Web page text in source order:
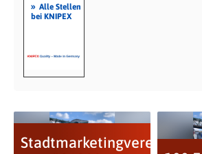
» Alle Stellen
bei KNIPEX
Stadtmarketingverein